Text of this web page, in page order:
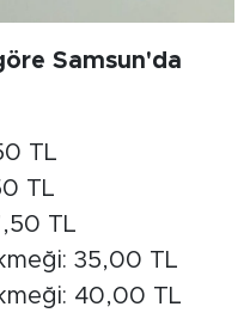
Samsun'da
TL
TL
TL
35,00 TL
40,00 TL